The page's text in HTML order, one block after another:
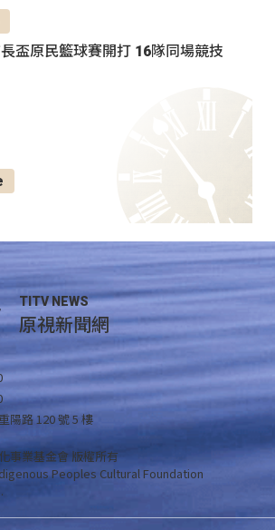
盃原民籃球賽開打 16隊同場競技
TITV NEWS
原視新聞網
陽路 120 號 5 樓
事業基金會 版權所有
Peoples Cultural Foundation